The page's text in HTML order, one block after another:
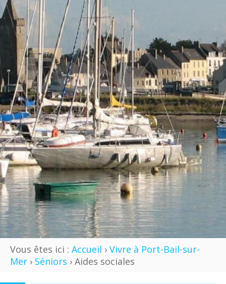
Vous êtes ici : Accueil › Vivre à Port-Bail-sur-
Mer › Séniors › Aides sociales